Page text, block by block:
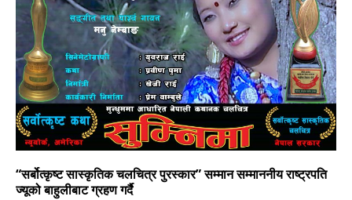
“सर्बोत्कृष्ट सास्कृतिक चलचित्र पुरस्कार” सम्मान सम्माननीय राष्ट्रपति
ज्यूको बाहुलीबाट ग्रहण गर्दै